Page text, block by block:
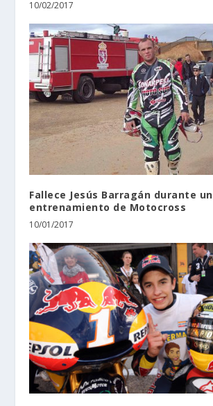
10/02/2017
Fallece Jesús Barragán durante un
entrenamiento de Motocross
10/01/2017